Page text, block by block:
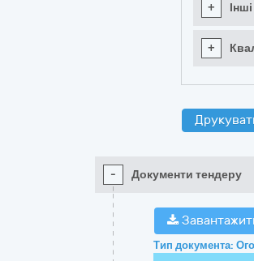
+ Інші
+
- Документи тендеру
Тип документа: